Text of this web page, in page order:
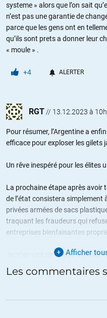
systeme » alors que l’on sait
n’est pas une garantie de
parce que les gens ont en
qu’ils sont prets a donner leur
« moule » .
+4 ALERTER
RGT // 13.12.2023 à
Pour résumer, l’Argentine a
efficace pour exploser les gilets
Un rêve inespéré pour les élites
La prochaine étape après avoir
de l’état consistera simplement
privées armées de sacs
traquant les fraudeurs qui
entreprises bienfaisantes
Je m’en vais de ce pas déposer
Je suis certain que les profits
(par exemple, en France, le
Afficher
Les commentaires